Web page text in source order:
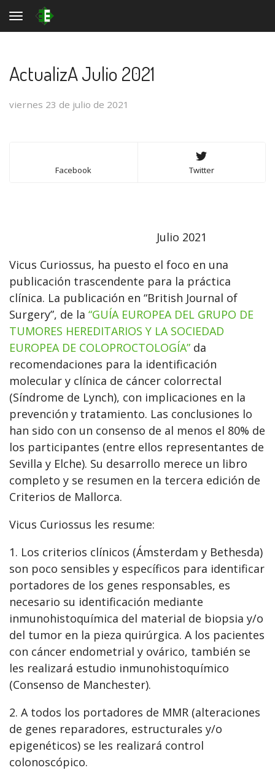
Toggle navigation
ActualizA Julio 2021
viernes 23 de julio de 2021
Facebook Twitter
Julio 2021
Vicus Curiossus, ha puesto el foco en una
publicación trascendente para la práctica
clínica. La publicación en “British Journal of
Surgery”, de la “GUÍA EUROPEA DEL GRUPO DE
TUMORES HEREDITARIOS Y LA SOCIEDAD
EUROPEA DE COLOPROCTOLOGÍA” da
recomendaciones para la identificación
molecular y clínica de cáncer colorrectal
(Síndrome de Lynch), con implicaciones en la
prevención y tratamiento. Las conclusiones lo
han sido con un consenso de al menos el 80% de
los participantes (entre ellos representantes de
Sevilla y Elche). Su desarrollo merece un libro
completo y se resumen en la tercera edición de
Criterios de Mallorca.
Vicus Curiossus les resume:
1. Los criterios clínicos (Ámsterdam y Bethesda)
son poco sensibles y específicos para identificar
portadores de los genes responsables, es
necesario su identificación mediante
inmunohistoquímica del material de biopsia y/o
del tumor en la pieza quirúrgica. A los pacientes
con cáncer endometrial y ovárico, también se
les realizará estudio inmunohistoquímico
(Consenso de Manchester).
2. A todos los portadores de MMR (alteraciones
de genes reparadores, estructurales y/o
epigenéticos) se les realizará control
colonoscópico.